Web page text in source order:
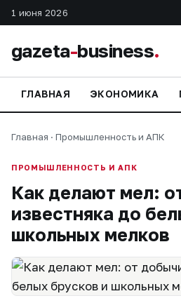
1 июня 2026
gazeta-business.
ГЛАВНАЯ ЭКОНОМИКА
Главная · Промышленность и АПК
ПРОМЫШЛЕННОСТЬ И АПК
Как делают мел:
известняка до
школьных мелков